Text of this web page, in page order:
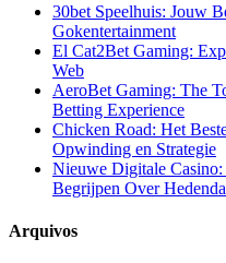
30bet Speelhuis: Jouw
Gokentertainment
El Cat2Bet Gaming:
Web
AeroBet Gaming: The
Betting Experience
Chicken Road: Het
Opwinding en Strategie
Nieuwe Digitale
Begrijpen Over
Arquivos